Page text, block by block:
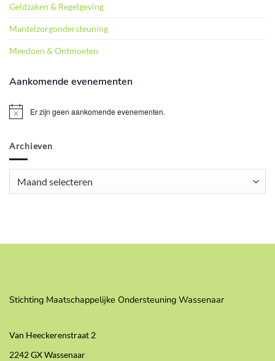
Geldzaken & Regelgeving
Mantelzorgondersteuning
Meedoen & Ontmoeten
Aankomende evenementen
BerichtEr zijn geen aankomende evenementen.
Archieven
Stichting Maatschappelijke Ondersteuning Wassenaar
Van Heeckerenstraat 2
2242 GX Wassenaar